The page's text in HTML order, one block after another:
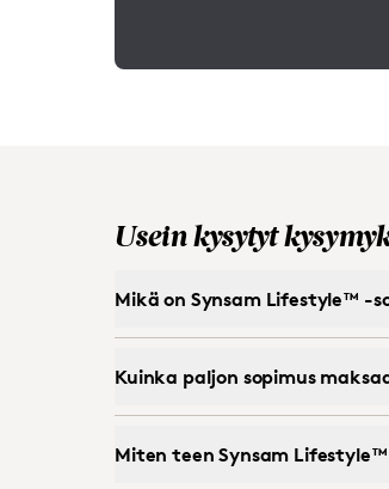
Usein kysytyt
Mikä on Synsam Lifestyle™ -
Kuinka paljon sopimus
Miten teen Synsam